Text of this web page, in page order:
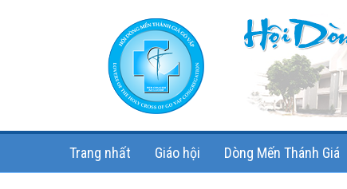
Trang nhất Giáo hội Dòng Mến Thánh Giá